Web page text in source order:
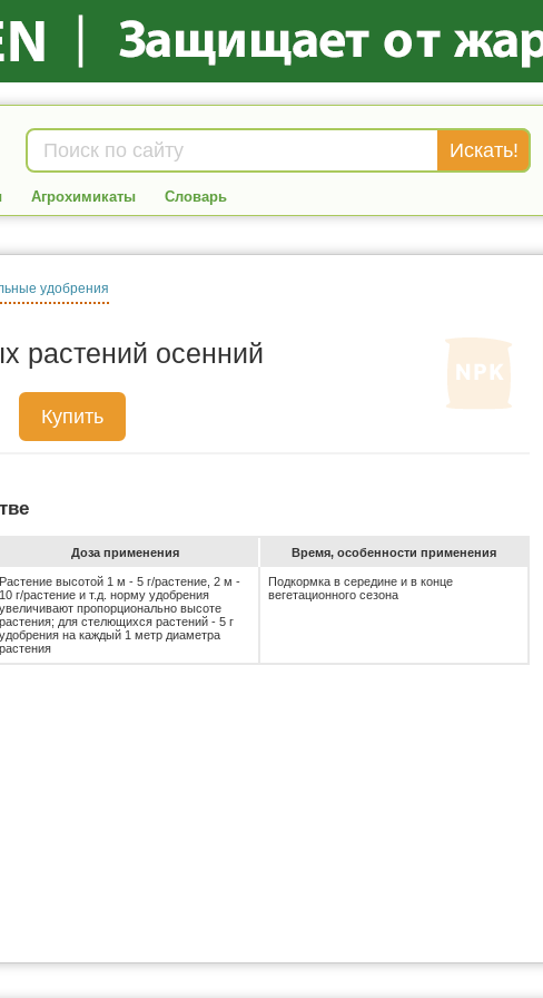
Агрохимикаты Словарь
удобрения
растений осенний
Купить
До­за при­ме­не­ния Вре­мя, особен­ности при­ме­не­ния
Растение высотой 1 м - 5 г/растение, 2 м -
10 г/растение и т.д. норму удобрения
увеличивают пропорционально высоте
растения; для стелющихся растений - 5 г
удобрения на каждый 1 метр диаметра
растения
Подкормка в середине и в конце
вегетационного сезона